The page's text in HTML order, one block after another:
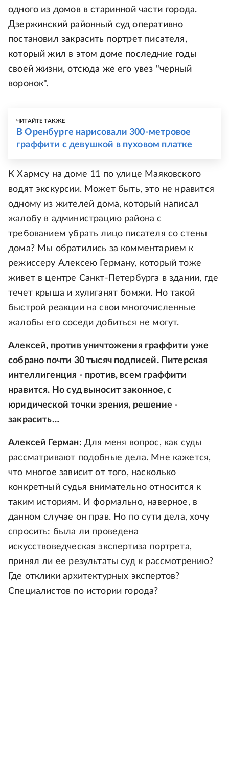
одного из домов в старинной части города.
Дзержинский районный суд оперативно
постановил закрасить портрет писателя,
который жил в этом доме последние годы
своей жизни, отсюда же его увез "черный
воронок".
ЧИТАЙТЕ ТАКЖЕ
В Оренбурге нарисовали 300-метровое
граффити с девушкой в пуховом платке
К Хармсу на доме 11 по улице Маяковского
водят экскурсии. Может быть, это не нравится
одному из жителей дома, который написал
жалобу в администрацию района с
требованием убрать лицо писателя со стены
дома? Мы обратились за комментарием к
режиссеру Алексею Герману, который тоже
живет в центре Санкт-Петербурга в здании, где
течет крыша и хулиганят бомжи. Но такой
быстрой реакции на свои многочисленные
жалобы его соседи добиться не могут.
Алексей, против уничтожения граффити уже
собрано почти 30 тысяч подписей. Питерская
интеллигенция - против, всем граффити
нравится. Но суд выносит законное, с
юридической точки зрения, решение -
закрасить…
Алексей Герман: Для меня вопрос, как суды
рассматривают подобные дела. Мне кажется,
что многое зависит от того, насколько
конкретный судья внимательно относится к
таким историям. И формально, наверное, в
данном случае он прав. Но по сути дела, хочу
спросить: была ли проведена
искусствоведческая экспертиза портрета,
принял ли ее результаты суд к рассмотрению?
Где отклики архитектурных экспертов?
Специалистов по истории города?